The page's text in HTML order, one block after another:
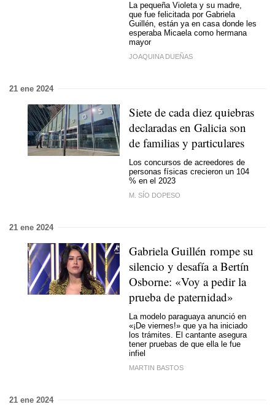
La pequeña Violeta y su madre,
que fue felicitada por Gabriela
Guillén, están ya en casa donde les
esperaba Micaela como hermana
mayor
JOAQUINA DUEÑAS
21 ene 2024
Siete de cada diez quiebras
declaradas en Galicia son
de familias y particulares
Los concursos de acreedores de
personas físicas crecieron un 104
% en el 2023
M. SÍO DOPESO
21 ene 2024
Gabriela Guillén rompe su
silencio y desafía a Bertín
Osborne: «Voy a pedir la
prueba de paternidad»
La modelo paraguaya anunció en
«¡De viernes!» que ya ha iniciado
los trámites. El cantante asegura
tener pruebas de que ella le fue
infiel
MARTIN BASTOS
21 ene 2024